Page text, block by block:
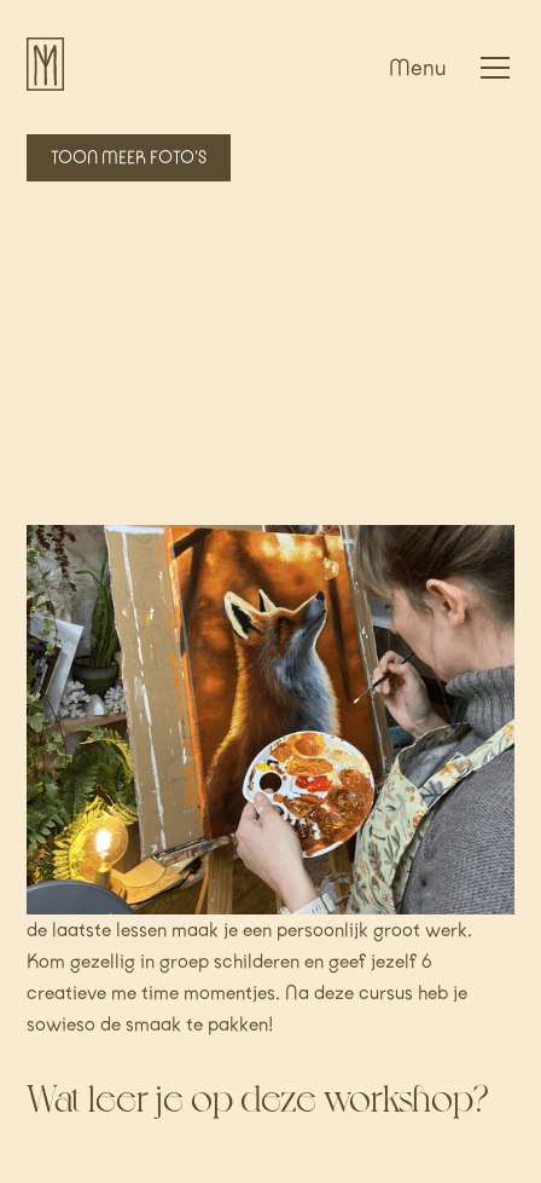
Menu
TOON MEER FOTO'S
6 DAAGSE SCHILDERCURSUS
Beesten in Beeld
Leer Beestig schilderen in deze gloednieuwe 6 daagse
schildercursus! We duiken in de wereld van het dierenrijk
en verdiepen ons elke les in een andere diersoort. Van
kevers tot tijgers! Alles komt aan bod ;) Ik leer je stap
voor stap de kneepjes van het vak zodat je aan de slag
kan met verf en penseel. Uiteraard doen we dit
stapsgewijs. We starten met enkele kleinere oefeningen,
de laatste lessen maak je een persoonlijk groot werk.
Kom gezellig in groep schilderen en geef jezelf 6
creatieve me time momentjes. Na deze cursus heb je
sowieso de smaak te pakken!
Wat leer je op deze workshop?